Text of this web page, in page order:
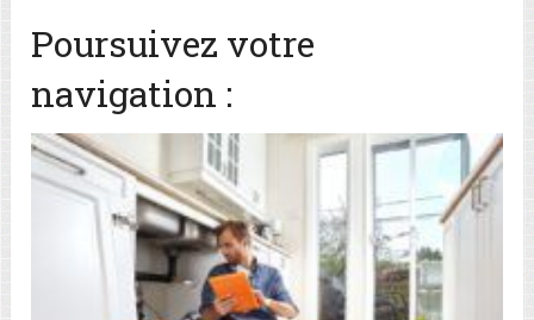
Poursuivez votre
navigation :